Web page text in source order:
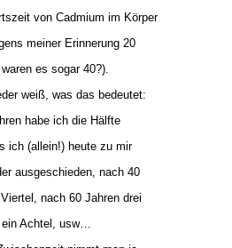
von Cadmium im Körper
meiner Erinnerung 20
es sogar 40?).
weiß, was das bedeutet:
habe ich die Hälfte
ich (allein!) heute zu mir
ausgeschieden, nach 40
nach 60 Jahren drei
Achtel, usw…